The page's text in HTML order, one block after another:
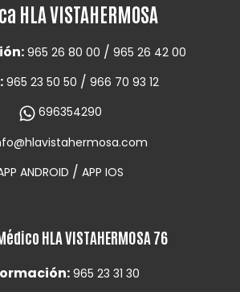
HLA VISTAHERMOSA
965 26 80 00 / 965 26 42 00
965 23 50 50 / 966 70 93 12
696354290
ANDROID / APP IOS
HLA VISTAHERMOSA 76
965 23 31 30